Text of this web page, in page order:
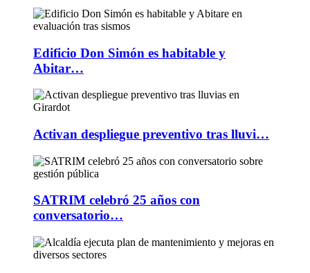
Edificio Don Simón es habitable y
Abitar…
Activan despliegue preventivo tras lluvi…
SATRIM celebró 25 años con
conversatorio…